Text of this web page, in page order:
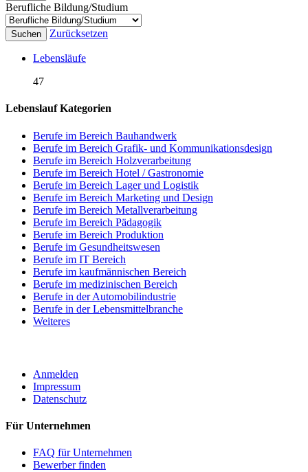
Berufliche Bildung/Studium
Suchen Zurücksetzen
Lebensläufe
47
Lebenslauf Kategorien
Berufe im Bereich Bauhandwerk
Berufe im Bereich Grafik- und Kommunikationsdesign
Berufe im Bereich Holzverarbeitung
Berufe im Bereich Hotel / Gastronomie
Berufe im Bereich Lager und Logistik
Berufe im Bereich Marketing und Design
Berufe im Bereich Metallverarbeitung
Berufe im Bereich Pädagogik
Berufe im Bereich Produktion
Berufe im Gesundheitswesen
Berufe im IT Bereich
Berufe im kaufmännischen Bereich
Berufe im medizinischen Bereich
Berufe in der Automobilindustrie
Berufe in der Lebensmittelbranche
Weiteres
Anmelden
Impressum
Datenschutz
Für Unternehmen
FAQ für Unternehmen
Bewerber finden